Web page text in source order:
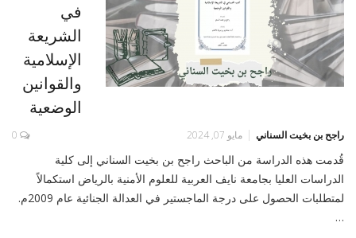
في
الشريعة
الإسلامية
والقوانين
الوضعية
راجح بن بخيت السناني مايو 07, 2024 0
قُدمت هذه الدراسة من الباحث راجح بن بخيت السناني إلى كلية
الدراسات العليا بجامعة نايف العربية للعلوم الأمنية بالرياض استكمالاً
لمتطلبات الحصول على درجة الماجستير في العدالة الجنائية عام 2009م.
…